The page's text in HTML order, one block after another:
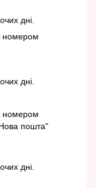
дні.
номером
дні.
номером
пошта"
дні.